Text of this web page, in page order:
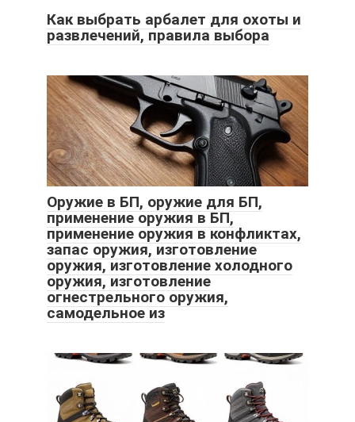
Как выбрать арбалет для охоты и
развлечений, правила выбора
Оружие в БП, оружие для БП,
применение оружия в БП,
применение оружия в конфликтах,
запас оружия, изготовление
оружия, изготовление холодного
оружия, изготовление
огнестрельного оружия,
самодельное из